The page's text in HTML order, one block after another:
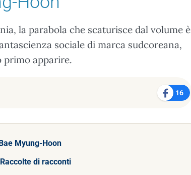
la parabola che scaturisce dal volume è
sociale di marca sudcoreana,
primo apparire.
16
Myung-Hoon
Raccolte di racconti